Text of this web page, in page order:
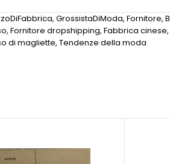
, GrossistaDiModa, Fornitore,
, Fornitore dropshipping, Fabbrica cinese,
di magliette, Tendenze della moda